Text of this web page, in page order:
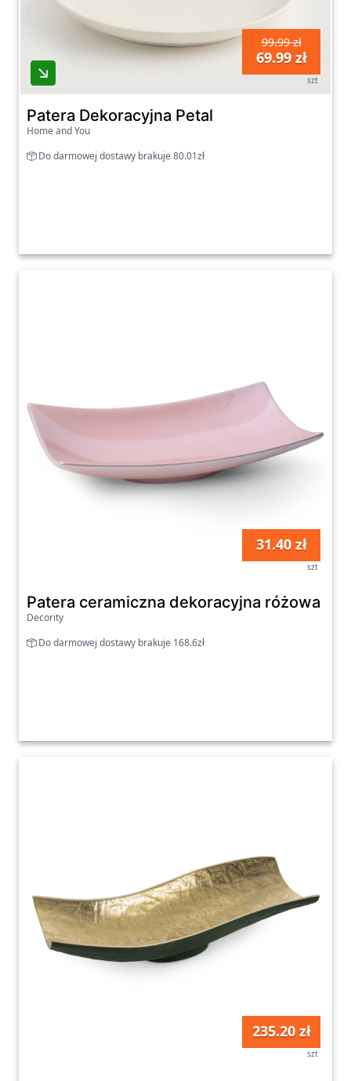
99.99 zł
69.99 zł
szt
Patera Dekoracyjna Petal
Home and You
Do darmowej dostawy brakuje 80.01zł
31.40 zł
szt
Patera ceramiczna dekoracyjna różowa z
Decority
Do darmowej dostawy brakuje 168.6zł
235.20 zł
szt